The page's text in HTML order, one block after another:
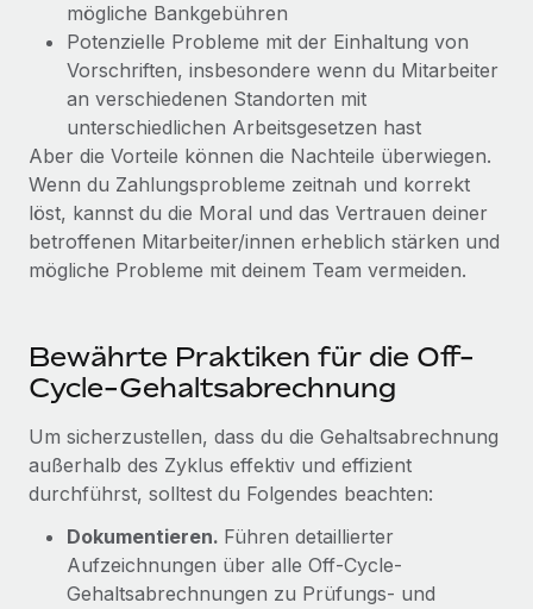
mögliche Bankgebühren
Potenzielle Probleme mit der Einhaltung von
Vorschriften, insbesondere wenn du Mitarbeiter
an verschiedenen Standorten mit
unterschiedlichen Arbeitsgesetzen hast
Aber die Vorteile können die Nachteile überwiegen.
Wenn du Zahlungsprobleme zeitnah und korrekt
löst, kannst du die Moral und das Vertrauen deiner
betroffenen Mitarbeiter/innen erheblich stärken und
mögliche Probleme mit deinem Team vermeiden.
Bewährte Praktiken für die Off-
Cycle-Gehaltsabrechnung
Um sicherzustellen, dass du die Gehaltsabrechnung
außerhalb des Zyklus effektiv und effizient
durchführst, solltest du Folgendes beachten:
Dokumentieren. Führen detaillierter
Aufzeichnungen über alle Off-Cycle-
Gehaltsabrechnungen zu Prüfungs- und